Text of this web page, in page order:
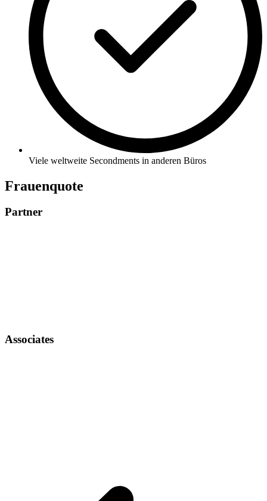
Viele weltweite Secondments in anderen Büros
Frauenquote
Partner
Associates